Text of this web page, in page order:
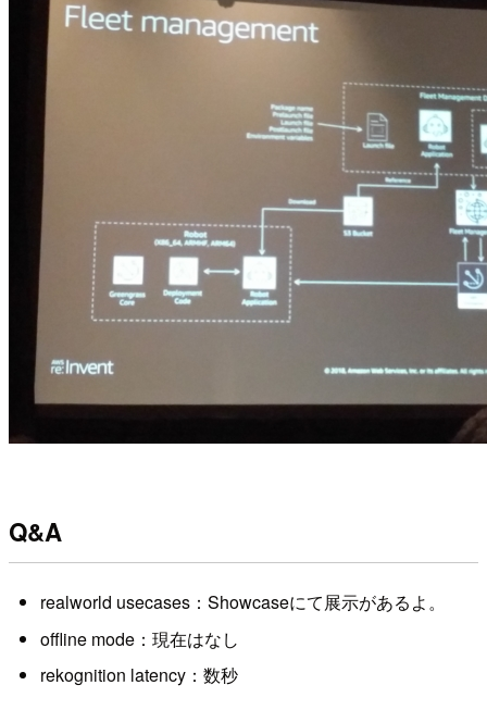
Q&A
realworld usecases：Showcaseにて展示があるよ。
offline mode：現在はなし
rekognition latency：数秒